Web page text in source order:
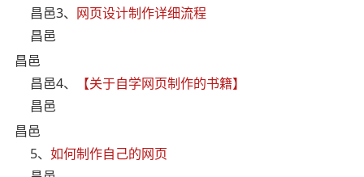
昌邑3、 网页设计制作详细流程
昌邑
昌邑
昌邑4、
【关于自学网页制作的书籍】
昌邑
昌邑
5、如何制作自己的网页